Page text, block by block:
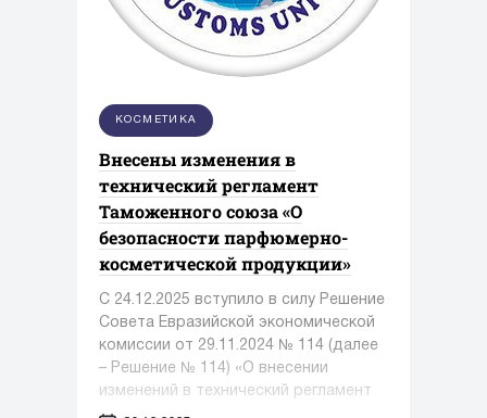
КОСМЕТИКА
Внесены изменения в
технический регламент
Таможенного союза «О
безопасности парфюмерно-
косметической продукции»
С 24.12.2025 вступило в силу Решение
Совета Евразийской экономической
комиссии от 29.11.2024 № 114 (далее
– Решение № 114) «О внесении
изменений в технический регламент
Таможенного союза «О безопасности